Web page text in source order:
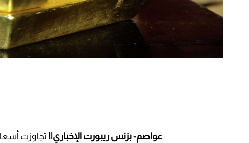
عواصم- بزنس ريبورت الإخباري||